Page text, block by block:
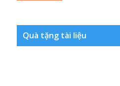
Quà tặng tài liệu